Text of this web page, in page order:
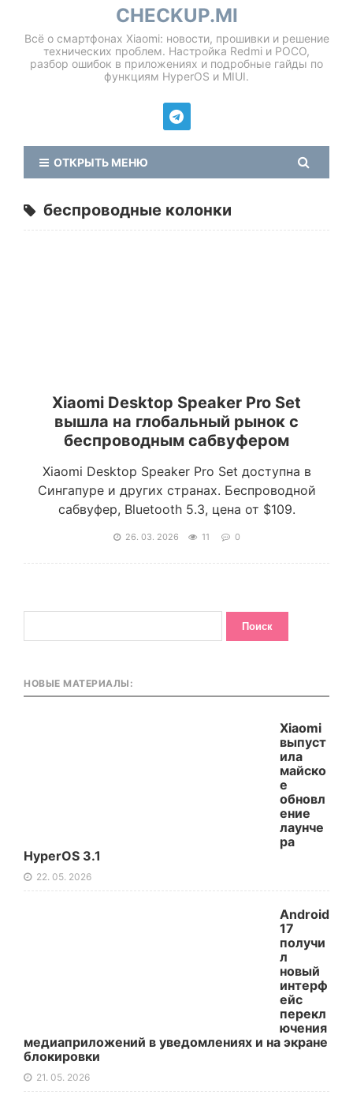
CHECKUP.MI
Всё о смартфонах Xiaomi: новости, прошивки и решение
технических проблем. Настройка Redmi и POCO,
разбор ошибок в приложениях и подробные гайды по
функциям HyperOS и MIUI.
ОТКРЫТЬ МЕНЮ
беспроводные колонки
Xiaomi Desktop Speaker Pro Set
вышла на глобальный рынок с
беспроводным сабвуфером
Xiaomi Desktop Speaker Pro Set доступна в
Сингапуре и других странах. Беспроводной
сабвуфер, Bluetooth 5.3, цена от $109.
26. 03. 2026 11 0
НОВЫЕ МАТЕРИАЛЫ:
Xiaomi
выпуст
ила
майско
е
обновл
ение
лаунче
ра
HyperOS 3.1
22. 05. 2026
Android
17
получи
л
новый
интерф
ейс
перекл
ючения
медиаприложений в уведомлениях и на экране
блокировки
21. 05. 2026